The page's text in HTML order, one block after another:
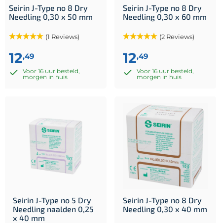
Seirin J-Type no 8 Dry
Needling 0,30 x 50 mm
(1 Reviews)
12,49
Voor 16 uur besteld,
morgen in huis
Seirin J-Type no 8 Dry
Needling 0,30 x 60 mm
(2 Reviews)
12,49
Voor 16 uur besteld,
morgen in huis
Seirin J-Type no 5 Dry
Needling naalden 0,25
x 40 mm
Seirin J-Type no 8 Dry
Needling 0,30 x 40 mm